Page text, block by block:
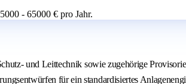
- 65000 € pro Jahr.
und Leittechnik sowie zugehörige
für ein standardisiertes